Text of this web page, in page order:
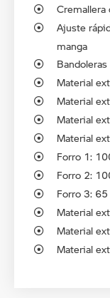
Ajuste
manga
Material
Material
Material
Material
Forro 1:
Forro 2:
Forro 3:
Material
Material
Material